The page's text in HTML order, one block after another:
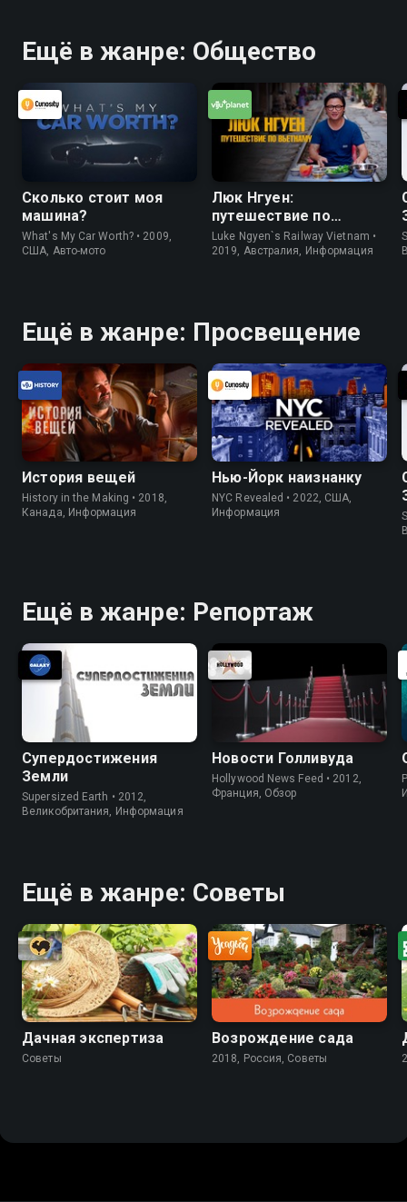
Ещё в жанре: Общество
Сколько стоит моя
машина?
What's My Car Worth? • 2009,
США, Авто-мото
Люк Нгуен:
путешествие по
Вьетнаму
Luke Ngyen`s Railway Vietnam •
2019, Австралия, Информация
Ещё в жанре: Просвещение
История вещей
History in the Making • 2018,
Канада, Информация
Нью-Йорк наизнанку
NYC Revealed • 2022, США,
Информация
Ещё в жанре: Репортаж
Супердостижения
Земли
Supersized Earth • 2012,
Великобритания, Информация
Новости Голливуда
Hollywood News Feed • 2012,
Франция, Обзор
Ещё в жанре: Советы
Дачная экспертиза
Советы
Возрождение сада
2018, Россия, Советы